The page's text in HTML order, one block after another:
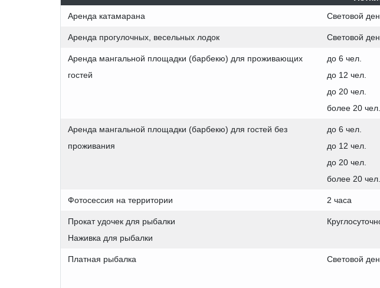
Аренда катамарана
Световой
Аренда прогулочных, весельных лодок Световой
Аренда мангальной площадки (барбекю) для проживающих
гостей
до 6 чел.
до 12 чел.
до 20 чел.
более 20 чел.
Аренда мангальной площадки (барбекю) для гостей без
проживания
до 6 чел.
до 12 чел.
до 20 чел.
более 20 чел.
Фотосессия на территории 2 часа
Прокат удочек для рыбалки
Наживка для рыбалки
Платная рыбалка Световой